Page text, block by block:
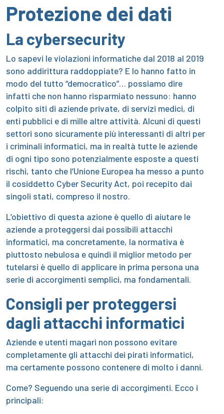
Protezione dei dati
La cybersecurity
Lo sapevi le violazioni informatiche dal 2018 al 2019
sono addirittura raddoppiate? E lo hanno fatto in
modo del tutto “democratico”… possiamo dire
infatti che non hanno risparmiato nessuno: hanno
colpito siti di aziende private, di servizi medici, di
enti pubblici e di mille altre attività. Alcuni di questi
settori sono sicuramente più interessanti di altri per
i criminali informatici, ma in realtà tutte le aziende
di ogni tipo sono potenzialmente esposte a questi
rischi, tanto che l’Unione Europea ha messo a punto
il cosiddetto Cyber Security Act, poi recepito dai
singoli stati, compreso il nostro.
L’obiettivo di questa azione è quello di aiutare le
aziende a proteggersi dai possibili attacchi
informatici, ma concretamente, la normativa è
piuttosto nebulosa e quindi il miglior metodo per
tutelarsi è quello di applicare in prima persona una
serie di accorgimenti semplici, ma fondamentali.
Consigli per proteggersi
dagli attacchi informatici
Aziende e utenti magari non possono evitare
completamente gli attacchi dei pirati informatici,
ma certamente possono contenere di molto i danni.
Come? Seguendo una serie di accorgimenti. Ecco i
principali: